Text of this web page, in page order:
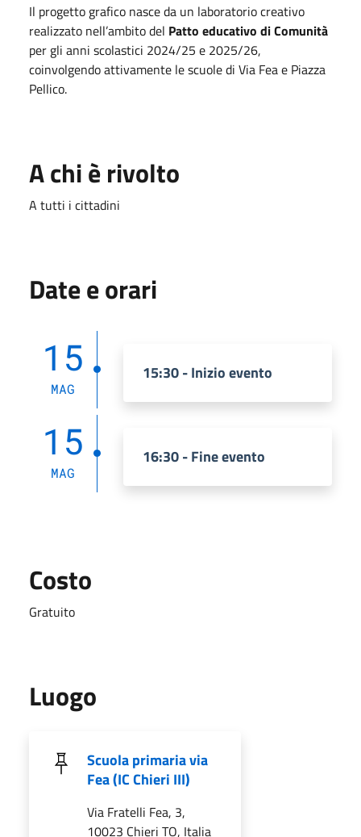
Il progetto grafico nasce da un laboratorio creativo
realizzato nell’ambito del Patto educativo di Comunità
per gli anni scolastici 2024/25 e 2025/26,
coinvolgendo attivamente le scuole di Via Fea e Piazza
Pellico.
A chi è rivolto
A tutti i cittadini
Date e orari
15
MAG
15:30 - Inizio evento
15
MAG
16:30 - Fine evento
Costo
Gratuito
Luogo
Scuola primaria via
Fea (IC Chieri III)
Via Fratelli Fea, 3,
10023 Chieri TO, Italia